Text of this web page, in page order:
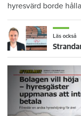
hyresvärd borde
Läs också